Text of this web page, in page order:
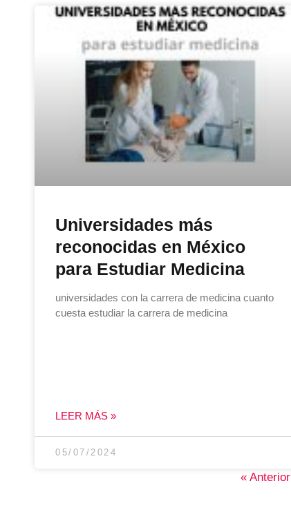
Universidades más
reconocidas en México
para Estudiar Medicina
universidades con la carrera de medicina cuanto
cuesta estudiar la carrera de medicina
LEER MÁS »
05/07/2024
« Anterior